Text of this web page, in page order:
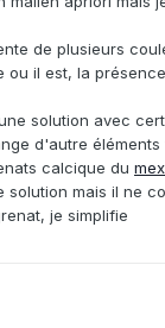
de plusieurs
ou il est, la
solution avec
d'autre
calcique du
solution mais il ne
je simplifie